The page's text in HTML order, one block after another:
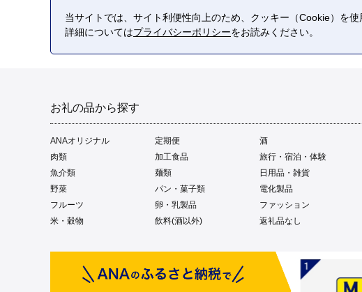
お礼の品から探す
ANAオリジナル 定期便
酒
肉類
加工食品
旅行・宿泊・体験
魚介類
麺類
日用品・雑貨
野菜
パン・菓子類
電化製品
フルーツ
卵・乳製品
ファッション
米・穀物
飲料(酒以外) 返礼品なし
当サイトでは、サイト利便性向上のため、クッキー（Cookie）を
詳細についてはプライバシーポリシーをお読みください。